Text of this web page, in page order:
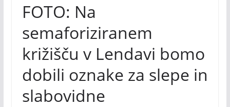
FOTO: Na
semaforiziranem
križišču v Lendavi bomo
dobili oznake za slepe in
slabovidne